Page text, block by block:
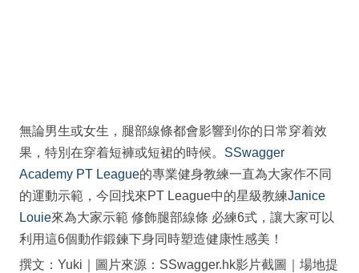
無論男生或女生，腿部線條都會影響到你的日常穿着效
果，特別在穿着短褲或短裙的時候。 SSwagger
Academy PT League的專業健身教練一直為大家作不同
的運動示範，今回找來PT League中的星級教練Janice
Louie來為大家示範 修飾腿部線條 必練6式，讓大家可以
利用這6個動作鍛鍊下身同時塑造健康性感美！
撰文：Yuki｜圖片來源：SSwagger.hk影片截圖｜場地提